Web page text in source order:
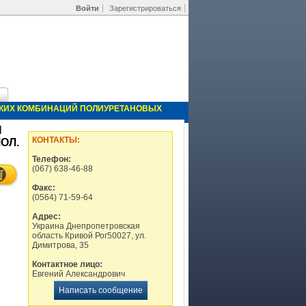
Войти Зарегистрироваться
КОМБИНАЦИЙ ПОЛИУРЕТАНОВЫХ
КОНТАКТЫ:
Телефон:
(067) 638-46-88
Факс:
(0564) 71-59-64
Адрес:
Украина Днепропетровская
область Кривой Рог50027, ул.
Димитрова, 35
Контактное лицо:
Евгений Александрович
Написать сообщение